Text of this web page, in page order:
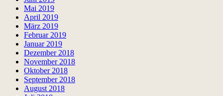
Mai 2019
April 2019
März 2019
Februar 2019
Januar 2019
Dezember 2018
November 2018
Oktober 2018
September 2018
August 2018